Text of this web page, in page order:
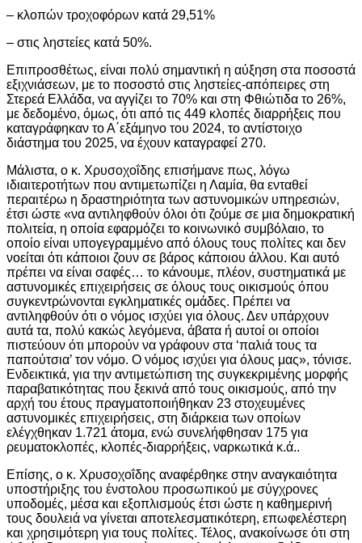
– κλοπών τροχοφόρων κατά 29,51%
– στις ληστείες κατά 50%.
Επιπροσθέτως, είναι πολύ σημαντική η αύξηση στα ποσοστά
εξιχνιάσεων, με το ποσοστό στις ληστείες-απόπειρες στη
Στερεά Ελλάδα, να αγγίζει το 70% και στη Φθιώτιδα το 26%,
με δεδομένο, όμως, ότι από τις 449 κλοπές διαρρήξεις που
καταγράφηκαν το Α΄εξάμηνο του 2024, το αντίστοιχο
διάστημα του 2025, να έχουν καταγραφεί 270.
Μάλιστα, ο κ. Χρυσοχοΐδης επισήμανε πως, λόγω
ιδιαιτεροτήτων που αντιμετωπίζει η Λαμία, θα ενταθεί
περαιτέρω η δραστηριότητα των αστυνομικών υπηρεσιών,
έτσι ώστε «να αντιληφθούν όλοι ότι ζούμε σε μια δημοκρατική
πολιτεία, η οποία εφαρμόζει το κοινωνικό συμβόλαιο, το
οποίο είναι υπογεγραμμένο από όλους τους πολίτες και δεν
νοείται ότι κάποιοι ζουν σε βάρος κάποιου άλλου. Και αυτό
πρέπει να είναι σαφές… το κάνουμε, πλέον, συστηματικά με
αστυνομικές επιχειρήσεις σε όλους τους οικισμούς όπου
συγκεντρώνονται εγκληματικές ομάδες. Πρέπει να
αντιληφθούν ότι ο νόμος ισχύει για όλους. Δεν υπάρχουν
αυτά τα, πολύ κακώς λεγόμενα, άβατα ή αυτοί οι οποίοι
πιστεύουν ότι μπορούν να γράφουν στα ‘παλιά τους τα
παπούτσια’ τον νόμο. Ο νόμος ισχύει για όλους μας», τόνισε.
Ενδεικτικά, για την αντιμετώπιση της συγκεκριμένης μορφής
παραβατικότητας που ξεκινά από τους οικισμούς, από την
αρχή του έτους πραγματοποιήθηκαν 23 στοχευμένες
αστυνομικές επιχειρήσεις, στη διάρκεια των οποίων
ελέγχθηκαν 1.721 άτομα, ενώ συνελήφθησαν 175 για
ρευματοκλοπές, κλοπές-διαρρήξεις, ναρκωτικά κ.ά..
Επίσης, ο κ. Χρυσοχοΐδης αναφέρθηκε στην αναγκαιότητα
υποστήριξης του ένστολου προσωπικού με σύγχρονες
υποδομές, μέσα και εξοπλισμούς έτσι ώστε η καθημερινή
τους δουλειά να γίνεται αποτελεσματικότερη, επωφελέστερη
και χρησιμότερη για τους πολίτες. Τέλος, ανακοίνωσε ότι στη